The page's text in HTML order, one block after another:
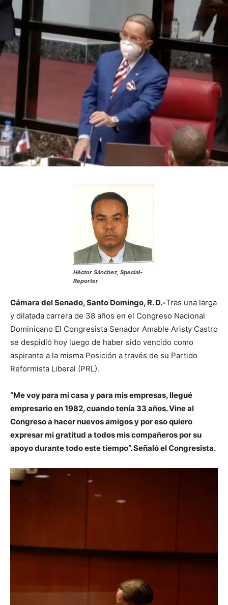
Héctor Sánchez, Special-
Reporter
Cámara del Senado, Santo Domingo, R. D.-Tras una larga
y dilatada carrera de 38 años en el Congreso Nacional
Dominicano El Congresista Senador Amable Aristy Castro
se despidió hoy luego de haber sido vencido como
aspirante a la misma Posición a través de su Partido
Reformista Liberal (PRL).
“Me voy para mi casa y para mis empresas, llegué
empresario en 1982, cuando tenía 33 años. Vine al
Congreso a hacer nuevos amigos y por eso quiero
expresar mi gratitud a todos mis compañeros por su
apoyo durante todo este tiempo”. Señaló el Congresista.